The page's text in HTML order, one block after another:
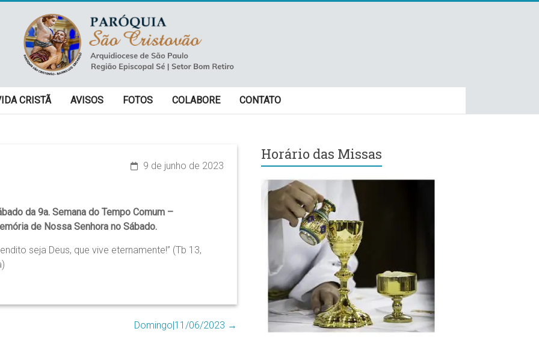
CRISTÃ AVISOS FOTOS COLABORE CONTATO
9 de junho de 2023
da 9a. Semana do Tempo Comum –
de Nossa Senhora no Sábado.
seja Deus, que vive eternamente!” (Tb 13,
Domingo|11/06/2023 →
Horário das Missas